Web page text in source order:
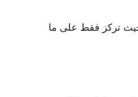
حيث تركز فقط على ما